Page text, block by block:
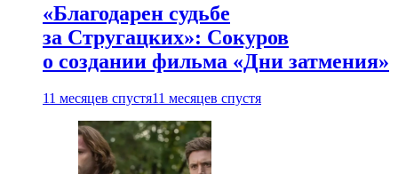
«Благодарен судьбе
за Стругацких»: Сокуров
о создании фильма «Дни затмения»
11 месяцев спустя11 месяцев спустя